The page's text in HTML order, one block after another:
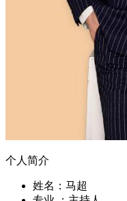
个人简介
姓名： 马超